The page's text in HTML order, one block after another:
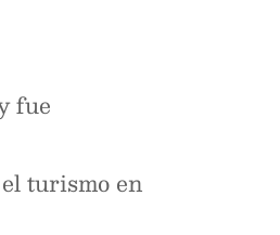
fue
turismo en